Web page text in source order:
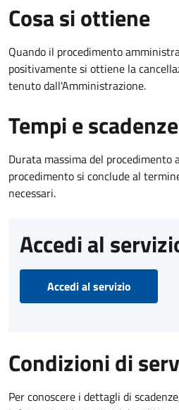
Cosa si ottiene
Quando il procedimento
positivamente si ottiene la
tenuto dall'Amministrazione.
Tempi e scadenze
Durata massima del procedimento
procedimento si conclude al
necessari.
Accedi al
Accedi al servizio
Condizioni di
Per conoscere i dettagli di